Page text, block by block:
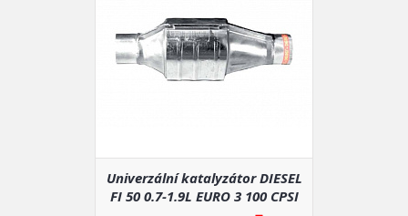
Univerzální katalyzátor DIESEL
FI 50 0.7-1.9L EURO 3 100 CPSI